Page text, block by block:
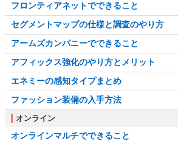
フロンティアネットでできること
セグメントマップの仕様と調査のやり方
アームズカンパニーでできること
アフィックス強化のやり方とメリット
エネミーの感知タイプまとめ
ファッション装備の入手方法
オンライン
オンラインマルチでできること